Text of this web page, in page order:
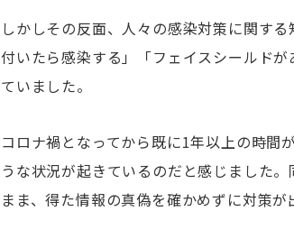
しかしその反面、人々の感染対策に関す
付いたら感染する」「フェイスシールド
ていました。
コロナ禍となってから既に1年以上の時間
うな状況が起きているのだと感じました
まま、得た情報の真偽を確かめずに対策